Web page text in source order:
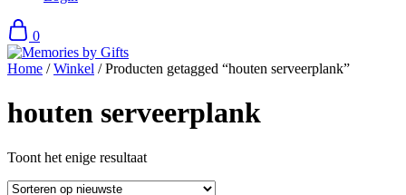
0
Home /Winkel / Producten getagged “houten serveerplank”
houten serveerplank
Toont het enige resultaat